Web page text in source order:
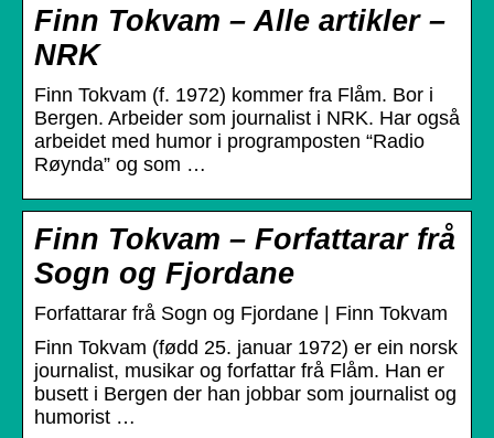
Finn Tokvam – Alle artikler –
NRK
Finn Tokvam (f. 1972) kommer fra Flåm. Bor i
Bergen. Arbeider som journalist i NRK. Har også
arbeidet med humor i programposten “Radio
Røynda” og som …
Finn Tokvam – Forfattarar frå
Sogn og Fjordane
Forfattarar frå Sogn og Fjordane | Finn Tokvam
Finn Tokvam (fødd 25. januar 1972) er ein norsk
journalist, musikar og forfattar frå Flåm. Han er
busett i Bergen der han jobbar som journalist og
humorist …